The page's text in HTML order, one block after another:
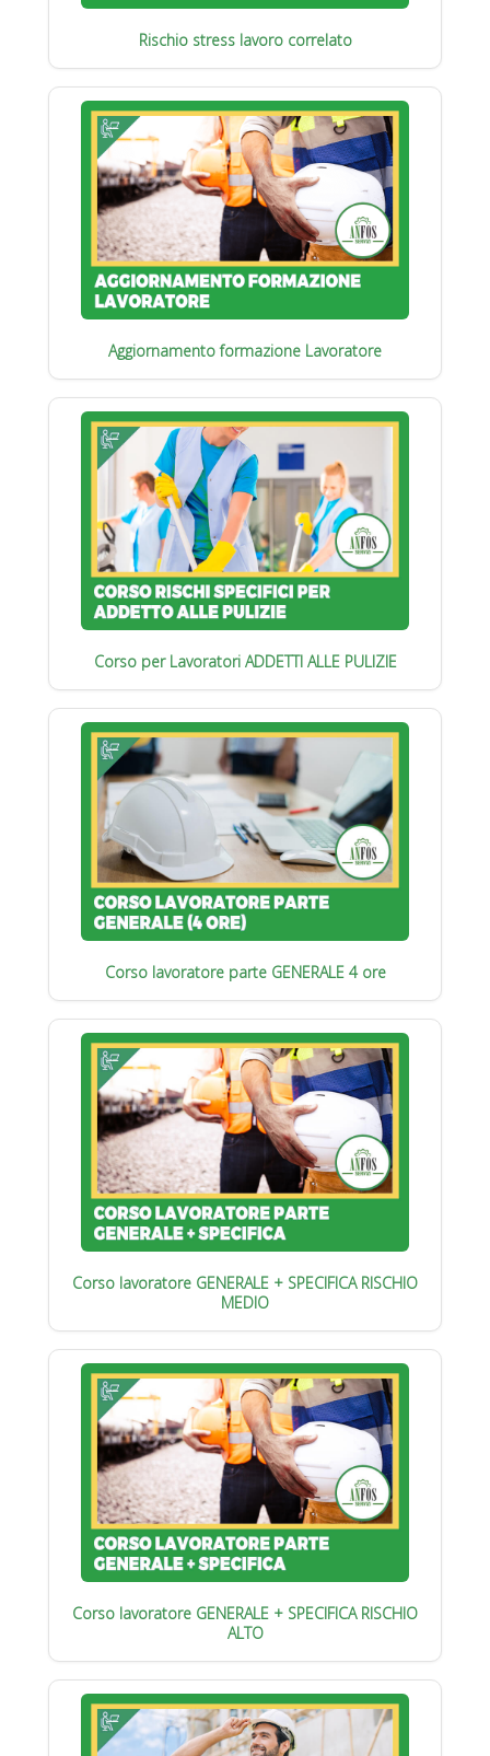
Rischio stress lavoro correlato
Aggiornamento formazione Lavoratore
Corso per Lavoratori ADDETTI ALLE PULIZIE
Corso lavoratore parte GENERALE 4 ore
Corso lavoratore GENERALE + SPECIFICA RISCHIO
MEDIO
Corso lavoratore GENERALE + SPECIFICA RISCHIO
ALTO